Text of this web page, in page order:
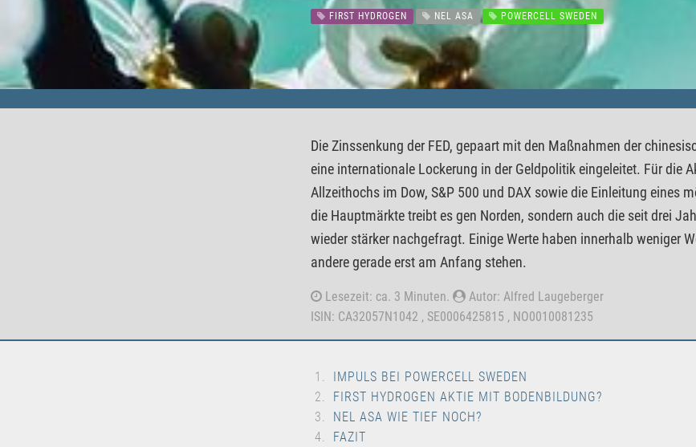
FIRST HYDROGEN NEL ASA POWERCELL SWEDEN
Die Zinssenkung der FED, gepaart mit den Maßnahmen der
eine internationale Lockerung in der Geldpolitik eingeleitet. Für die
Allzeithochs im Dow, S&P 500 und DAX sowie die Einleitung eines
die Hauptmärkte treibt es gen Norden, sondern auch die seit drei
wieder stärker nachgefragt. Einige Werte haben innerhalb weniger
andere gerade erst am Anfang stehen.
Lesezeit: ca. 3 Minuten.
Autor: Alfred Laugeberger
ISIN: CA32057N1042 , SE0006425815 , NO0010081235
IMPULS BEI POWERCELL SWEDEN
FIRST HYDROGEN AKTIE MIT BODENBILDUNG?
NEL ASA WIE TIEF NOCH?
FAZIT